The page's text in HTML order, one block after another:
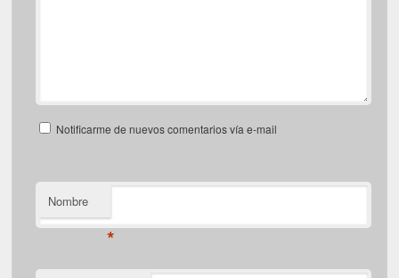
Notificarme de nuevos comentarios vía e-mail
Nombre
*